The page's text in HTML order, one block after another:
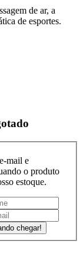
de ar, a
de esportes.
mail e
o produto
estoque.